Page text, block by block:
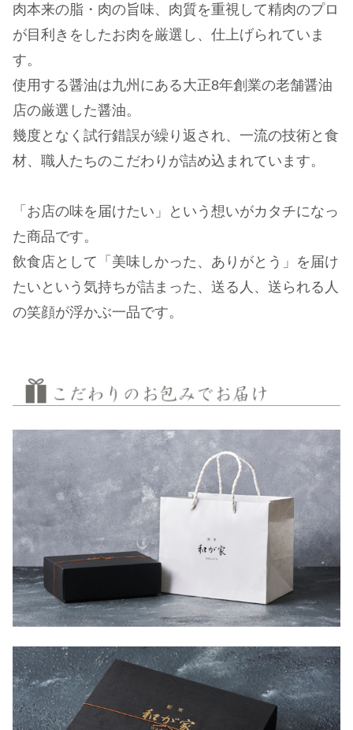
肉本来の脂・肉の旨味、肉質を重視して精肉のプロ
が目利きをしたお肉を厳選し、仕上げられていま
す。
使用する醤油は九州にある大正8年創業の老舗醤油
店の厳選した醤油。
幾度となく試行錯誤が繰り返され、一流の技術と食
材、職人たちのこだわりが詰め込まれています。
「お店の味を届けたい」という想いがカタチになっ
た商品です。
飲食店として「美味しかった、ありがとう」を届け
たいという気持ちが詰まった、送る人、送られる人
の笑顔が浮かぶ一品です。